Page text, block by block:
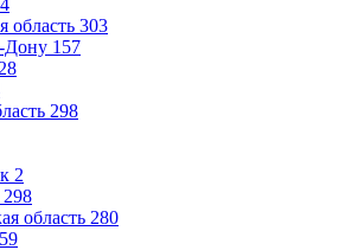
область 303
Дону 157
28
298
2
298
область 280